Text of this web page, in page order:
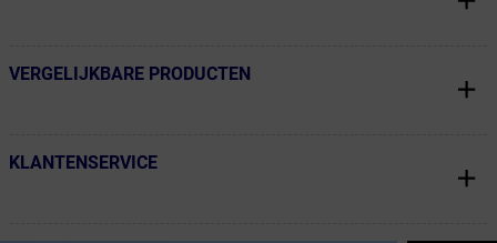
← Terug naar productnavigatie
VERGELIJKBARE PRODUCTEN
← Terug naar productnavigatie
KLANTENSERVICE